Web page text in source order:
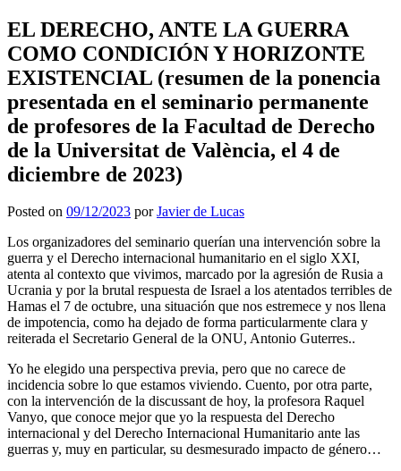
EL DERECHO, ANTE LA GUERRA
COMO CONDICIÓN Y HORIZONTE
EXISTENCIAL (resumen de la ponencia
presentada en el seminario permanente
de profesores de la Facultad de Derecho
de la Universitat de València, el 4 de
diciembre de 2023)
Posted on 09/12/2023 porJavier de Lucas
Los organizadores del seminario querían una intervención sobre la
guerra y el Derecho internacional humanitario en el siglo XXI,
atenta al contexto que vivimos, marcado por la agresión de Rusia a
Ucrania y por la brutal respuesta de Israel a los atentados terribles de
Hamas el 7 de octubre, una situación que nos estremece y nos llena
de impotencia, como ha dejado de forma particularmente clara y
reiterada el Secretario General de la ONU, Antonio Guterres..
Yo he elegido una perspectiva previa, pero que no carece de
incidencia sobre lo que estamos viviendo. Cuento, por otra parte,
con la intervención de la discussant de hoy, la profesora Raquel
Vanyo, que conoce mejor que yo la respuesta del Derecho
internacional y del Derecho Internacional Humanitario ante las
guerras y, muy en particular, su desmesurado impacto de género…